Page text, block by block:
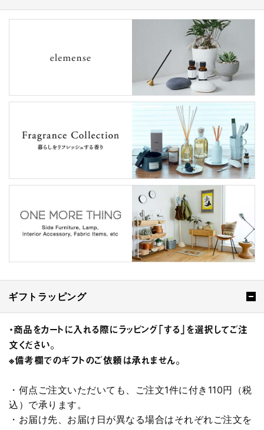
ギフトラッピング
・商品をカートに入れる際にラッピング「する」を選択してご注
文ください。
※備考欄でのギフトのご依頼は承れません。
・何点ご注文いただいても、ご注文1件に付き110円（税
込）で承ります。
・お届け先、お届け日が異なる場合はそれぞれご注文を